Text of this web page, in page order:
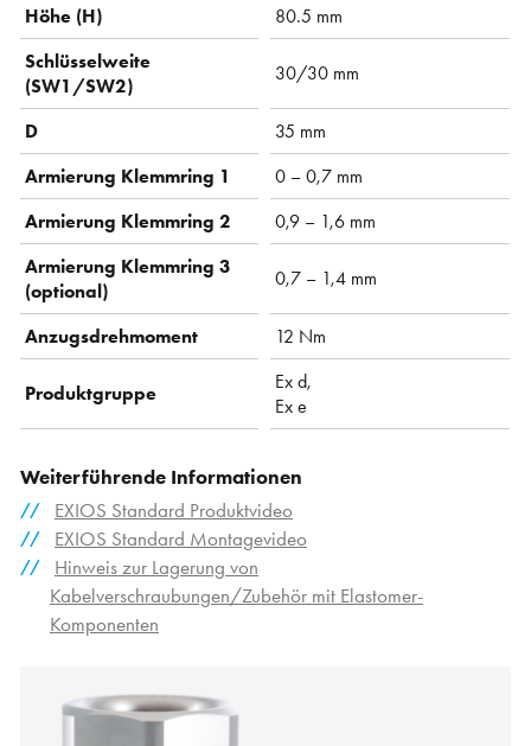
Höhe (H)
80.5 mm
Schlüsselweite
(SW1/SW2)
30/30 mm
D
35 mm
Armierung Klemmring 1
0 – 0,7 mm
Armierung Klemmring 2
0,9 – 1,6 mm
Armierung Klemmring 3
(optional)
0,7 – 1,4 mm
Anzugsdrehmoment 12 Nm
Produktgruppe
Ex d,
Ex e
Weiterführende Informationen
EXIOS Standard Produktvideo
EXIOS Standard Montagevideo
Hinweis zur Lagerung von
Kabelverschraubungen/Zubehör mit Elastomer-
Komponenten